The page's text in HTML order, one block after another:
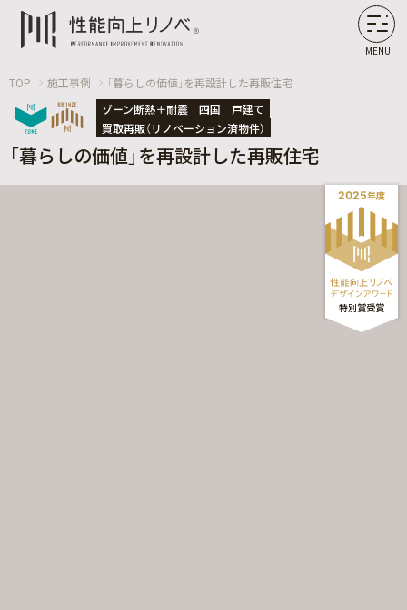
MENU
TOP 施工事例
「暮らしの価値」を再設計した再販住宅
ゾーン断熱＋耐震
四国
戸建て
買取再販（リノベーション済物件）
「暮らしの価値」を再設計した再販住宅
2025年度
特別賞受賞